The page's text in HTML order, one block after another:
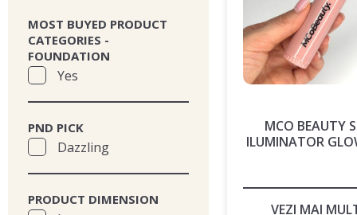
MOST BUYED PRODUCT
CATEGORIES -
FOUNDATION
Yes
PND PICK
Dazzling
PRODUCT DIMENSION
MCO BEAUTY
ILUMINATOR
VEZI MAI